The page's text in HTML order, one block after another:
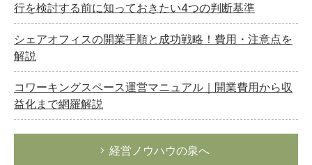
行を検討する前に知っておきたい4つの判断基準
シェアオフィスの開業手順と成功戦略！費用・注意点を
解説
コワーキングスペース運営マニュアル｜開業費用から収
益化まで網羅解説
経営ノウハウの泉へ